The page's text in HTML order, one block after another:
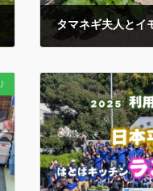
タマネギ夫人と
甲府の桜も葉桜にな
その勢いを増してき
も…『今年ぁ～勢い
どうかこのまま順調